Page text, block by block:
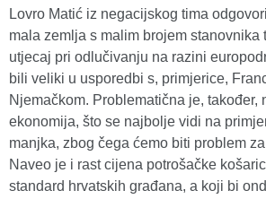
Lovro Matić iz negacijskog tima
mala zemlja s malim brojem stanovnika
utjecaj pri odlučivanju na razini
bili veliki u usporedbi s, primjerice,
Njemačkom. Problematična je, također,
ekonomija, što se najbolje vidi na
manjka, zbog čega ćemo biti problem
Naveo je i rast cijena potrošačke
standard hrvatskih građana, a koji bi